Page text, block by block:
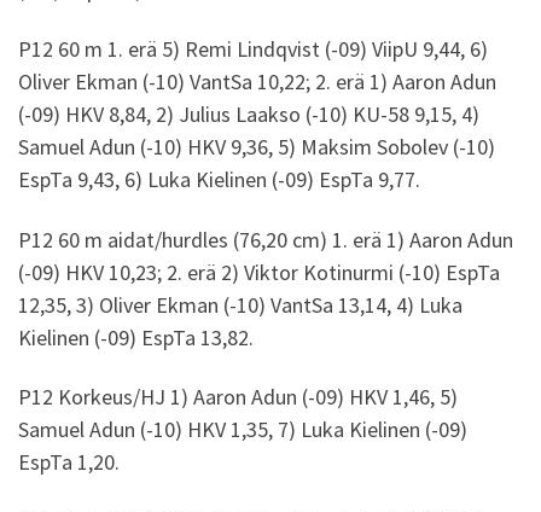
P12 60 m 1. erä 5) Remi Lindqvist (-09) ViipU 9,44, 6)
Oliver Ekman (-10) VantSa 10,22; 2. erä 1) Aaron Adun
(-09) HKV 8,84, 2) Julius Laakso (-10) KU-58 9,15, 4)
Samuel Adun (-10) HKV 9,36, 5) Maksim Sobolev (-10)
EspTa 9,43, 6) Luka Kielinen (-09) EspTa 9,77.
P12 60 m aidat/hurdles (76,20 cm) 1. erä 1) Aaron Adun
(-09) HKV 10,23; 2. erä 2) Viktor Kotinurmi (-10) EspTa
12,35, 3) Oliver Ekman (-10) VantSa 13,14, 4) Luka
Kielinen (-09) EspTa 13,82.
P12 Korkeus/HJ 1) Aaron Adun (-09) HKV 1,46, 5)
Samuel Adun (-10) HKV 1,35, 7) Luka Kielinen (-09)
EspTa 1,20.